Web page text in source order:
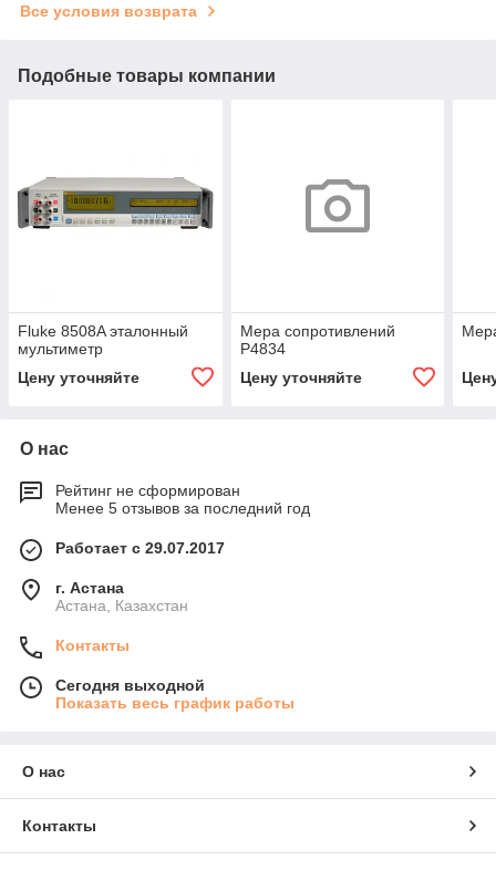
Все условия возврата
Подобные товары компании
Fluke 8508A эталонный
мультиметр
Цену уточняйте
Мера сопротивлений
Р4834
Цену уточняйте
О нас
Рейтинг не сформирован
Менее 5 отзывов за последний год
Работает с 29.07.2017
г. Астана
Астана, Казахстан
Контакты
Сегодня выходной
Показать весь график работы
О нас
Контакты